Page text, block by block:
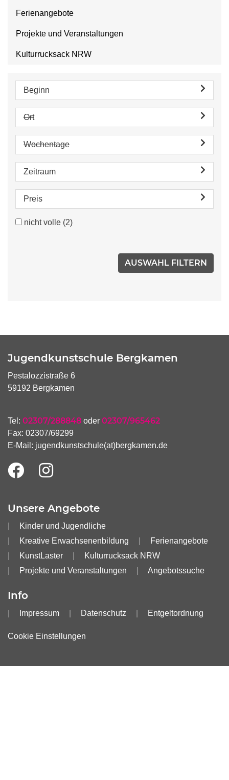
Ferienangebote
Projekte und Veranstaltungen
Kulturrucksack NRW
Beginn
Ort
Wochentage
Zeitraum
Preis
nicht volle (2)
Jugendkunstschule Bergkamen
Pestalozzistraße 6
59192 Bergkamen
Tel: 02307/288848 oder 02307/965462
Fax: 02307/69299
E-Mail: jugendkunstschule(at)bergkamen.de
Unsere Angebote
Kinder und Jugendliche
Kreative Erwachsenenbildung
Ferienangebote
KunstLaster
Kulturrucksack NRW
Projekte und Veranstaltungen
Angebotssuche
Info
Impressum Datenschutz Entgeltordnung
Cookie Einstellungen